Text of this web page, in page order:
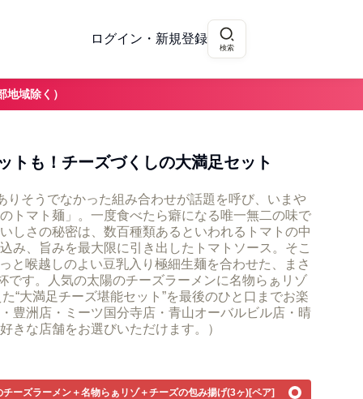
ログイン・新規登録
検索
域除く）
トも！チーズづくしの大満足セット
りそうでなかった組み合わせが話題を呼び、いまや
トマト麺」。一度食べたら癖になる唯一無二の味で
しさの秘密は、数百種類あるといわれるトマトの中
み、旨みを最大限に引き出したトマトソース。そこ
と喉越しのよい豆乳入り極細生麺を合わせた、まさ
です。人気の太陽のチーズラーメンに名物らぁリゾ
“大満足チーズ堪能セット”を最後のひと口までお楽
豊洲店・ミーツ国分寺店・青山オーバルビル店・晴
きな店舗をお選びいただけます。）
ーズラーメン＋名物らぁリゾ＋チーズの包み揚げ(3ヶ)[ペア]